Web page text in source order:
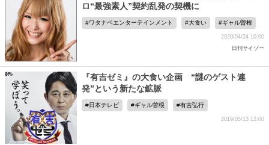
ロ“最強素人”契約乱発の契機に
ワタナベエンターテインメント 大食い ギャル曽根
2020/04/24 10:00
日刊サイゾー
『有吉ゼミ』の大食い企画 “謎のゲスト連
発”という新たな鉱脈
日本テレビ ギャル曽根 有吉弘行
2019/05/13 12:00